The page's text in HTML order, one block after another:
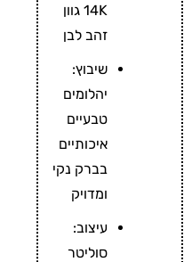
14K גוון
זהב לבן
שיבוץ:
יהלומים
טבעיים
איכותיים
בברק נקי
ומדויק
עיצוב:
סוליטר